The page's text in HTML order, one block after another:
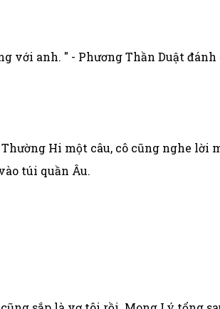
với anh. " - Phương Thần Duật
Hi một câu, cô cũng nghe lời
túi quần Âu.